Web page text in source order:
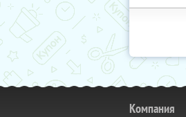
Компания